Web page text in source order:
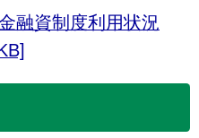
融資制度利用状況